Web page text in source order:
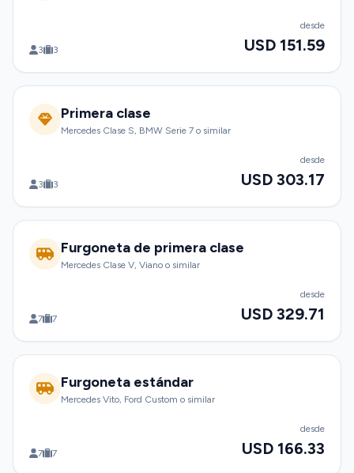
3 3
desde
USD 151.59
Primera clase
Mercedes Clase S, BMW Serie 7 o similar
3 3
desde
USD 303.17
Furgoneta de primera clase
Mercedes Clase V, Viano o similar
7 7
desde
USD 329.71
Furgoneta estándar
Mercedes Vito, Ford Custom o similar
7 7
desde
USD 166.33